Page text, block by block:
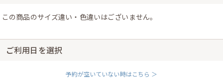
この商品のサイズ違い・色違いはございません。
ご利用日を選択
予約が空いていない時はこちら ＞